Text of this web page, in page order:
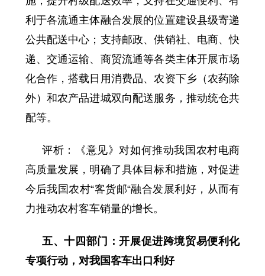
利于各流通主体融合发展的位置建设县级寄递
公共配送中心；支持邮政、供销社、电商、快
递、交通运输、商贸流通等各类主体开展市场
化合作，搭载日用消费品、农资下乡（农药除
外）和农产品进城双向配送服务，推动统仓共
配等。
评析：《意见》对如何推动我国农村电商
高质量发展，明确了具体目标和措施，对促进
今后我国农村“客货邮“融合发展利好，从而有
力推动农村客车销量的增长。
五、十四部门：开展促进跨境贸易便利化
专项行动，对我国客车出口利好